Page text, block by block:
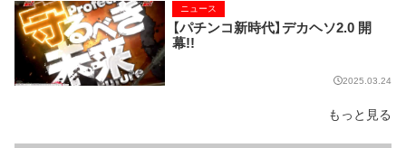
【パチンコ新時代】デカヘソ2.0 開
幕!!
ニュース
2025.03.24
もっと見る